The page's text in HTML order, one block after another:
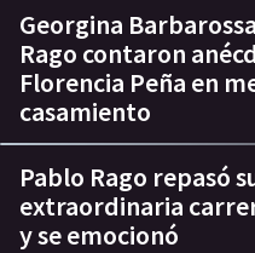
Georgina
Rago contaron
Florencia Peña en
casamiento
Pablo Rago repasó
extraordinaria
y se emocionó